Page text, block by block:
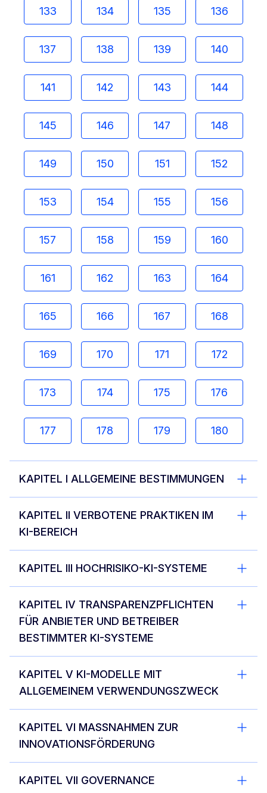
133 134 135 136
137 138 139 140
141 142 143 144
145 146 147 148
149 150 151 152
153 154 155 156
157 158 159 160
161 162 163 164
165 166 167 168
169 170 171 172
173 174 175 176
177 178 179 180
KAPITEL I ALLGEMEINE BESTIMMUNGEN
KAPITEL II VERBOTENE PRAKTIKEN IM
KI-BEREICH
KAPITEL III HOCHRISIKO-KI-SYSTEME
KAPITEL IV TRANSPARENZPFLICHTEN
FÜR ANBIETER UND BETREIBER
BESTIMMTER KI-SYSTEME
KAPITEL V KI-MODELLE MIT
ALLGEMEINEM VERWENDUNGSZWECK
KAPITEL VI MASSNAHMEN ZUR
INNOVATIONSFÖRDERUNG
KAPITEL VII GOVERNANCE